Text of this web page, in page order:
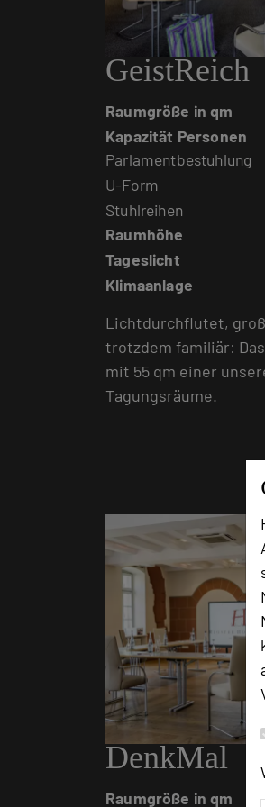
GeistReich
Raumgröße in qm
Kapazität Personen
Parlamentbestuhlung
U-Form
Stuhlreihen
Raumhöhe
Tageslicht
Klimaanlage
Lichtdurchflutet,
trotzdem familiär: Das
mit 55 qm einer
Tagungsräume.
DenkMal
Raumgröße in qm